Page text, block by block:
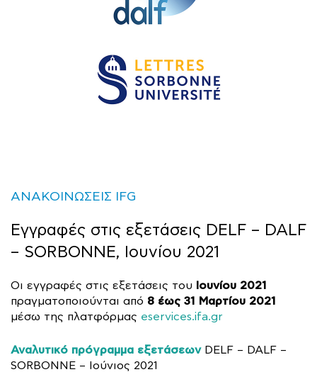
ΑΝΑΚΟΙΝΩΣΕΙΣ IFG
Εγγραφές στις εξετάσεις DELF – DALF
– SORBONNE, Ιουνίου 2021
Οι εγγραφές στις εξετάσεις του Ιουνίου 2021
πραγματοποιούνται από 8 έως 31 Μαρτίου 2021
μέσω της πλατφόρμας eservices.ifa.gr
Αναλυτικό πρόγραμμα εξετάσεων DELF – DALF –
SORBONNE – Ιούνιος 2021